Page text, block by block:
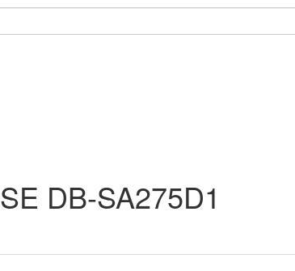
DB-SA275D1